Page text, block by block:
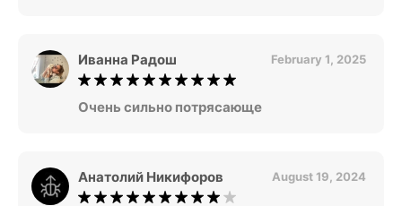
Иванна Радош February 1, 2025
Очень сильно потрясающе
Анатолий Никифоров August 19, 2024